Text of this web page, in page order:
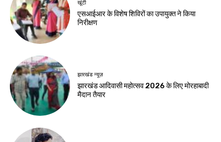
करियर
एआई में करियर बनाना है
तो ये 5 कोर्स हो सकते हैं
बेहतर विकल्प
Birsa Bhumi Live